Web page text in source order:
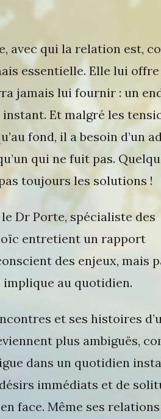
avec qui la relation est,
essentielle. Elle lui offre
jamais lui fournir : un
Et malgré les
fond, il a besoin d’un
qui ne fuit pas.
toujours les solutions !
Dr Porte, spécialiste des
entretient un rapport
des enjeux, mais
implique au quotidien.
et ses histoires
plus ambiguës,
dans un quotidien
immédiats et de
face. Même ses relations